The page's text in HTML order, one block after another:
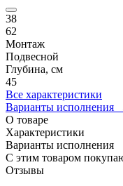
38
62
Монтаж
Подвесной
Глубина, см
45
Все характеристики
Варианты исполнения
О товаре
Характеристики
Варианты исполнения
С этим товаром
Отзывы